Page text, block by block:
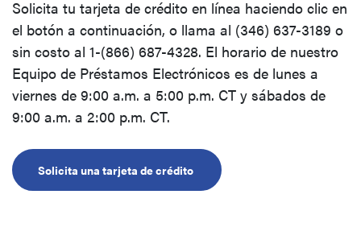
Solicita tu tarjeta de crédito en línea haciendo clic en
el botón a continuación, o llama al (346) 637-3189 o
sin costo al 1-(866) 687-4328. El horario de nuestro
Equipo de Préstamos Electrónicos es de lunes a
viernes de 9:00 a.m. a 5:00 p.m. CT y sábados de
9:00 a.m. a 2:00 p.m. CT.
Solicita una tarjeta de crédito (Opens in a new Window)